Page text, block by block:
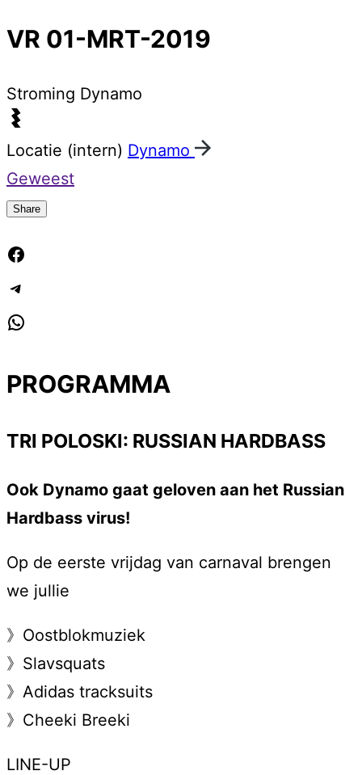
VR 01-MRT-2019
Stroming Dynamo
Locatie (intern) Dynamo
Geweest
Share
PROGRAMMA
TRI POLOSKI: RUSSIAN HARDBASS
Ook Dynamo gaat geloven aan het Russian
Hardbass virus!
Op de eerste vrijdag van carnaval brengen
we jullie
》Oostblokmuziek
》Slavsquats
》Adidas tracksuits
》Cheeki Breeki
LINE-UP